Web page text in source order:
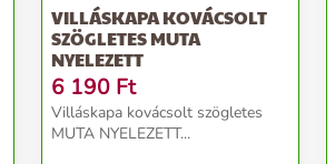
VILLÁSKAPA KOVÁCSOLT
SZÖGLETES MUTA
NYELEZETT
6 190 Ft
Villáskapa kovácsolt szögletes
MUTA NYELEZETT...